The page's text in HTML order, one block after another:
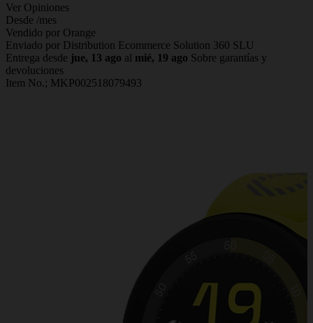
Ver Opiniones
Desde /mes
Vendido por Orange
Enviado por Distribution Ecommerce Solution 360 SLU
Entrega desde jue, 13 ago al mié, 19 ago Sobre garantías y
devoluciones
Item No.; MKP002518079493